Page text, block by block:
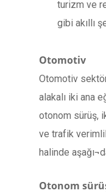
turizm ve
gibi akıllı
Otomotiv
Otomotiv
alakalı iki ana
otonom sürüş,
ve trafik
halinde
Otonom